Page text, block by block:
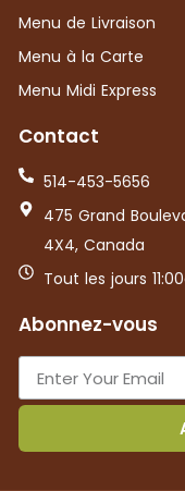
Menu de Livraison
Menu à la Carte
Menu Midi Express
Contact
514-453-5656
475 Grand
4X4, Canada
Tout les jours
Abonnez-vous